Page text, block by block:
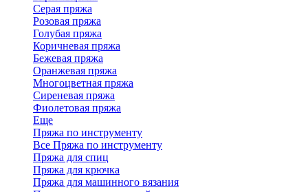
Серая пряжа
Розовая пряжа
Голубая пряжа
Коричневая пряжа
Бежевая пряжа
Оранжевая пряжа
Многоцветная пряжа
Сиреневая пряжа
Фиолетовая пряжа
Еще
Пряжа по инструменту
Все Пряжа по инструменту
Пряжа для спиц
Пряжа для крючка
Пряжа для машинного вязания